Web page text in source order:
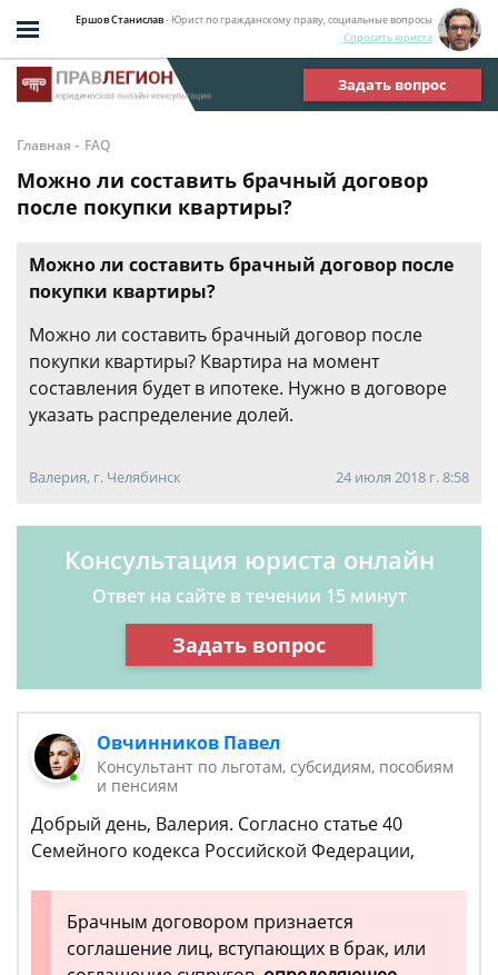
Ершов Станислав- Юрист по гражданскому праву, социальные вопросы
Спросить юриста
Задать вопрос
Главная - FAQ
Можно ли составить брачный договор
после покупки квартиры?
Можно ли составить брачный договор после
покупки квартиры?
Можно ли составить брачный договор после
покупки квартиры? Квартира на момент
составления будет в ипотеке. Нужно в договоре
указать распределение долей.
Валерия, г. Челябинск 24 июля 2018 г. 8:58
Консультация юриста онлайн
Ответ на сайте в течении 15 минут
Задать вопрос
Овчинников Павел
Консультант по льготам, субсидиям, пособиям
и пенсиям
Добрый день, Валерия. Согласно статье 40
Семейного кодекса Российской Федерации,
Брачным договором признается
соглашение лиц, вступающих в брак, или